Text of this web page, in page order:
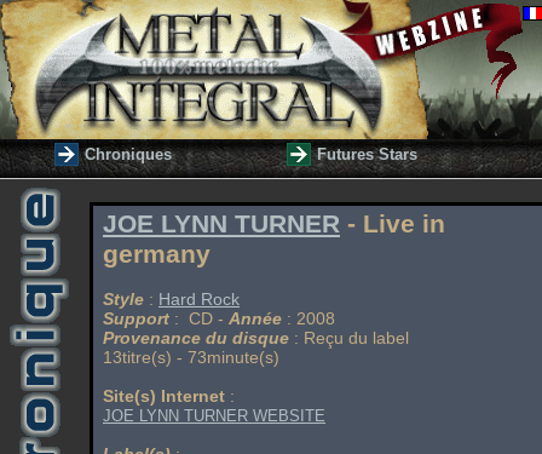
Chroniques Futures Stars
JOE LYNN TURNER - Live in
germany
Style : Hard Rock
Support : CD - Année : 2008
Provenance du disque : Reçu du label
13titre(s) - 73minute(s)
Site(s) Internet :
JOE LYNN TURNER WEBSITE